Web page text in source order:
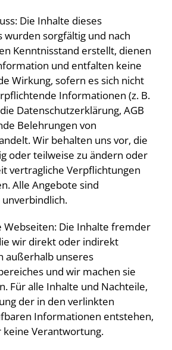
Die Inhalte dieses
wurden sorgfältig und nach
Kenntnisstand erstellt, dienen
und entfalten keine
Wirkung, sofern es sich nicht
Informationen (z. B.
Datenschutzerklärung, AGB
Belehrungen von
Wir behalten uns vor, die
oder teilweise zu ändern oder
vertragliche Verpflichtungen
Alle Angebote sind
Webseiten: Die Inhalte fremder
wir direkt oder indirekt
außerhalb unseres
und wir machen sie
Für alle Inhalte und Nachteile,
der in den verlinkten
Informationen entstehen,
Verantwortung.